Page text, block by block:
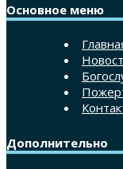
Основное меню
Дополнительно